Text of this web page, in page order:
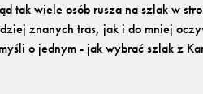
tak wiele osób rusza na szlak w
znanych tras, jak i do mniej
o jednym - jak wybrać szlak z